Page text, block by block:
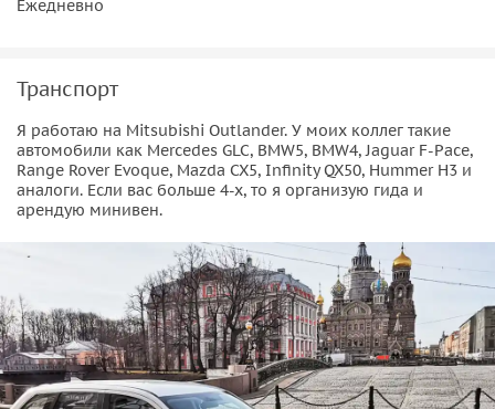
Ежедневно
Транспорт
Я работаю на Mitsubishi Outlander. У моих коллег такие
автомобили как Mercedes GLC, BMW5, BMW4, Jaguar F-Pace,
Range Rover Evoque, Mazda CX5, Infinity QX50, Hummer H3 и
аналоги. Если вас больше 4-х, то я организую гида и
арендую минивен.